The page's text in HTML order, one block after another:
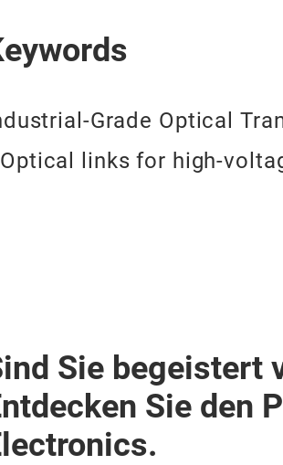
Optical
Optical links for
Sie begeistert
Sie den